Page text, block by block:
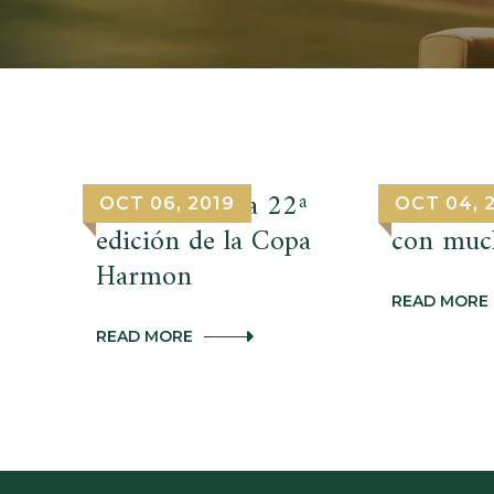
OCT 06, 2019
Celebramos la 22ª
edición de la Copa
Harmon
READ MORE CELEBRAMOS
HARMON
OCT 04,
con
READ MORE